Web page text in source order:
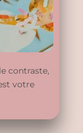
contraste,
votre